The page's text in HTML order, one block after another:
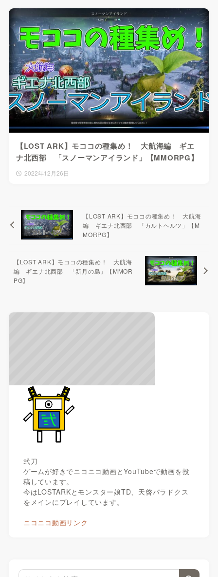
【LOST ARK】モココの種集め！ 大航海編 ギエ
ナ北西部 「スノーマンアイランド」【MMORPG】
2022年12月26日
【LOST ARK】モココの種集め！ 大航海
編 ギエナ北西部 「カルトヘルツ」【M
MORPG】
【LOST ARK】モココの種集め！ 大航海
編 ギエナ北西部 「新月の島」【MMOR
PG】
弐刀
ゲームが好きでニコニコ動画とYouTubeで動画を投
稿しています。
今はLOSTARKとモンスター娘TD、天啓パラドクス
をメインにプレイしています。
ニコニコ動画リンク